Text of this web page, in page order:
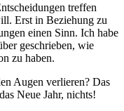
treffen
Erst in Beziehung zu
einen Sinn. Ich habe
geschrieben, wie
zu haben.
Augen verlieren? Das
Neue Jahr, nichts!